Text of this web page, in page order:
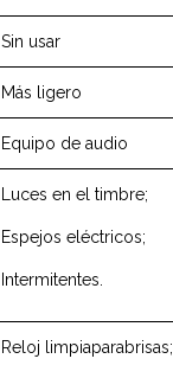
Sin usar
Más ligero
Equipo de audio
Luces en el timbre;
Espejos eléctricos;
Intermitentes.
Reloj limpiaparabrisas;